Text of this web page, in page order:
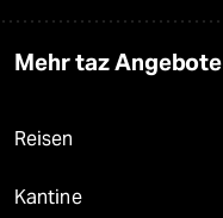
Mehr taz Angebote
Reisen
Kantine